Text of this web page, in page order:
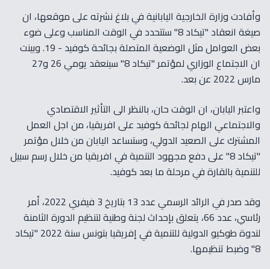
وأفادت وزارة الخارجية اليابانية في بلاغ نشرته على موقعها، ان
صيغة انعقاد "تيكاد 8" ستتحدد في الوقت المناسب وعلى ضوء
بعض العوامل مثل الوضعية المتصلة بجائحة كوفيد - 19. وبينت
ان الاجتماع الوزاري لمؤتمر "تيكاد 8" سينعقد يومي 26 و27
مارس 2022 عن بعد.
واعتبر اليابان، ان الوقت حان، بالنظر الى التأثير الاقتصادي
والاجتماعي الهام لجائحة كوفيد على افريقيا، من اجل العمل
المشترك على الصعيد الدولي، وستساعد اليابان من خلال مؤتمر
"تيكاد 8" على دفع مجهود التنمية في افريقيا من خلال رسم سبيل
للتنمية بالقارة في مرحلة ما بعد كوفيد.
وقد صدر في الرائد الرسمي عدد 13 بتاريخ 3 فيفري 2022، أمر
رئاسي، عدد 66، يتعلق بإحداث لجنة وطنية لتنظيم الدورة الثامنة
لندوة طوكيو الدولية للتنمية في إفريقيا بتونس سنة 2022 "تيكاد
8" وضبط تنظيمها.